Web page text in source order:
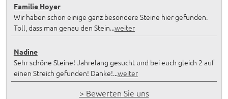
Familie Hoyer
Wir haben schon einige ganz besondere Steine hier gefunden.
Toll, dass man genau den Stein...weiter
Nadine
Sehr schöne Steine! Jahrelang gesucht und bei euch gleich 2 auf
einen Streich gefunden! Danke!...weiter
> Bewerten Sie uns